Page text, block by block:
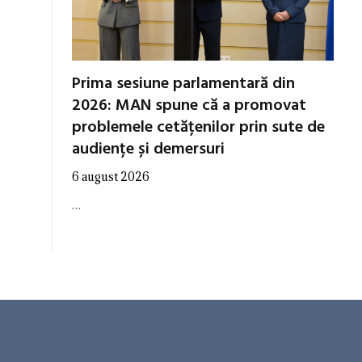
Prima sesiune parlamentară din
2026: MAN spune că a promovat
problemele cetățenilor prin sute de
audiențe și demersuri
6 august 2026
…